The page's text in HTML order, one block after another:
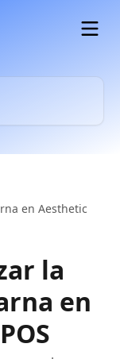
en Aesthetic
la
en